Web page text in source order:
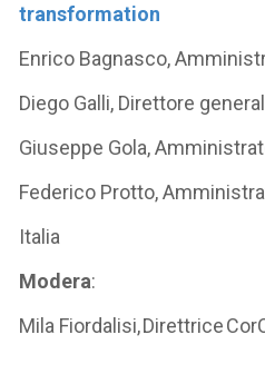
transformation
Enrico Bagnasco,
Diego Galli, Direttore
Giuseppe Gola,
Federico Protto,
Italia
Modera:
Mila Fiordalisi, Direttrice